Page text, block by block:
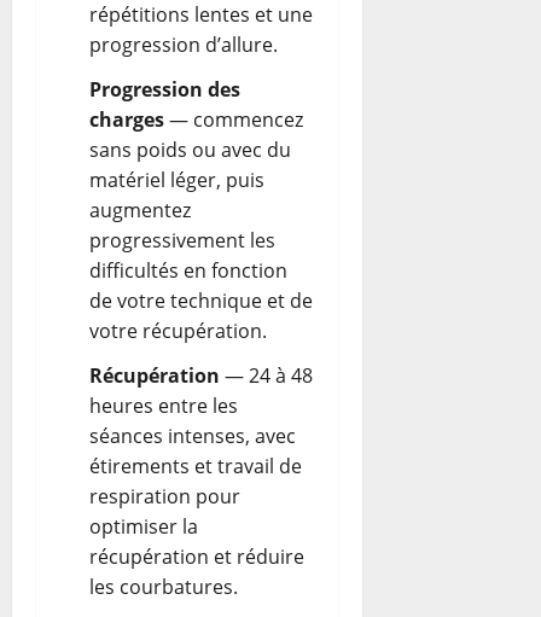
répétitions lentes et une
progression d’allure.
Progression des
charges— commencez
sans poids ou avec du
matériel léger, puis
augmentez
progressivement les
difficultés en fonction
de votre technique et de
votre récupération.
Récupération — 24 à 48
heures entre les
séances intenses, avec
étirements et travail de
respiration pour
optimiser la
récupération et réduire
les courbatures.